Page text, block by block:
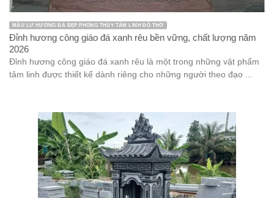
MẪU LƯ HƯƠNG ĐÁ ĐẸP PHONG THỦY TÂM LINH ĐỒ THỜ
Đỉnh hương công giáo đá xanh rêu bền vững, chất lượng năm
2026
Đỉnh hương công giáo đá xanh rêu là một trong những vật phẩm
tâm linh được thiết kế dành riêng cho những người theo đạo ...